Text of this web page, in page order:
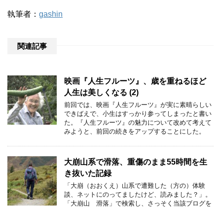
執筆者： gashin
関連記事
映画『人生フルーツ』、歳を重ねるほど
人生は美しくなる (2)
前回では、映画『人生フルーツ』が実に素晴らしい
できばえで、小生はすっかり参ってしまったと書い
た。『人生フルーツ』の魅力について改めて考えて
みようと、前回の続きをアップすることにした。
大崩山系で滑落、重傷のまま55時間を生
き抜いた記録
「大崩（おおくえ）山系で遭難した（方の）体験
談、ネットにのってましたけど、読みました？」。
「大崩山 滑落」で検索し、さっそく当該ブログを